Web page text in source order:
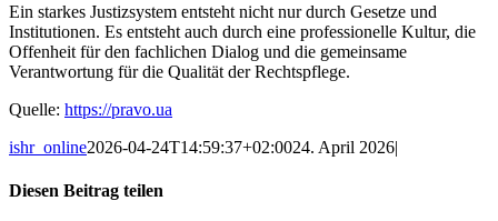
Ein starkes Justizsystem entsteht nicht nur durch Gesetze und
Institutionen. Es entsteht auch durch eine professionelle Kultur, die
Offenheit für den fachlichen Dialog und die gemeinsame
Verantwortung für die Qualität der Rechtspflege.
Quelle: https://pravo.ua
ishr_online2026-04-24T14:59:37+02:0024. April 2026|
Diesen Beitrag teilen